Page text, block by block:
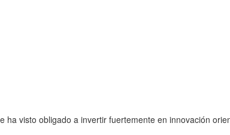
visto obligado a invertir fuertemente en innovación